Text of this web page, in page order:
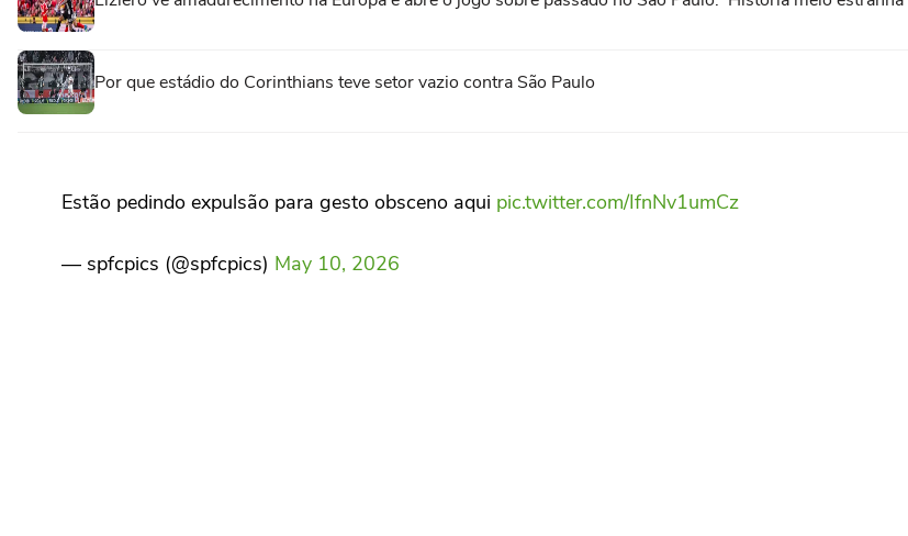
Por que estádio do Corinthians teve setor vazio contra São Paulo
Estão pedindo expulsão para gesto obsceno aqui pic.twitter.com/IfnNv1umCz
— spfcpics (@spfcpics) May 10, 2026